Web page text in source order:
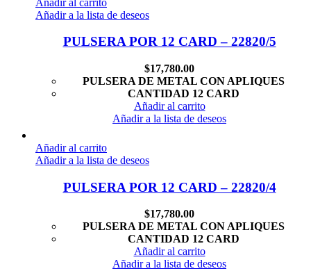
Añadir a la lista de deseos
PULSERA POR 12 CARD – 22820/5
$17,780.00
PULSERA DE METAL CON APLIQUES
CANTIDAD 12 CARD
Añadir al carrito
Añadir a la lista de deseos
Añadir al carrito
Añadir a la lista de deseos
PULSERA POR 12 CARD – 22820/4
$17,780.00
PULSERA DE METAL CON APLIQUES
CANTIDAD 12 CARD
Añadir al carrito
Añadir a la lista de deseos